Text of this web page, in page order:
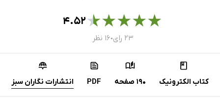
★
★
★
★
★۴.۵۲
۲۳ رای ● ۱۶ نظر
کتاب الکترونیک 190 صفحه PDF انتشارات نگاران سبز